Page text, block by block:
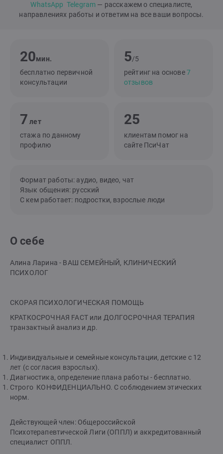
WhatsApp Telegram — расскажем о специалисте,
направлениях работы и ответим на все ваши вопросы.
20мин.
бесплатно первичной
консультации
5/5
рейтинг на основе7
отзывов
7 лет
стажа по данному
профилю
25
клиентам помог на
сайте ПсиЧат
Формат работы: аудио, видео, чат
Язык общения: русский
С кем работает: подростки, взрослые люди
О себе
Алина Ларина - ВАШ СЕМЕЙНЫЙ, КЛИНИЧЕСКИЙ
ПСИХОЛОГ
СКОРАЯ ПСИХОЛОГИЧЕСКАЯ ПОМОЩЬ
КРАТКОСРОЧНАЯ FACT или ДОЛГОСРОЧНАЯ ТЕРАПИЯ
транзактный анализ и др.
Индивидуальные и семейные консультации, детские с 12
лет (с согласия взрослых).
Диагностика, определение плана работы - бесплатно.
Строго КОНФИДЕНЦИАЛЬНО. С соблюдением этических
норм.
Действующей член: Общероссийской
Психотерапевтической Лиги (ОППЛ) и аккредитованный
специалист ОППЛ.